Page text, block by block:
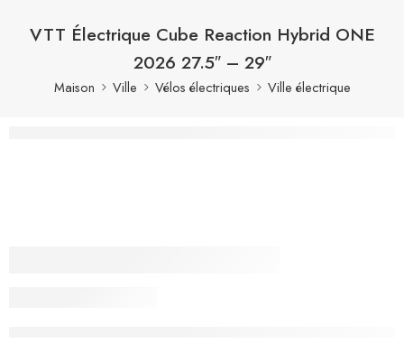
VTT Électrique Cube Reaction Hybrid ONE
2026 27.5″ – 29″
Maison Ville Vélos électriques Ville électrique